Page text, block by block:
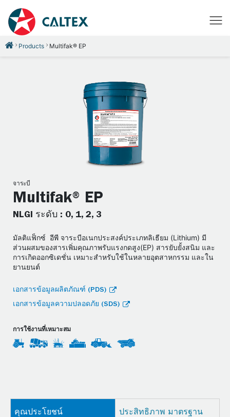
Products Multifak® EP
จาระบี
Multifak® EP
NLGI ระดับ : 0, 1, 2, 3
มัลติแฟ็กซ์ อีพี จาระบีอเนกประสงค์ประเภทลิเธียม (Lithium) มี
ส่วนผสมของสารเพิ่มคุณภาพรับแรงกดสูง(EP) สารยับยั้งสนิม และ
การเกิดออกซิเดชั่น เหมาะสำหรับใช้ในหลายอุตสาหกรรม และใน
ยานยนต์
เอกสารข้อมูลผลิตภัณฑ์ (PDS)
เอกสารข้อมูลความปลอดภัย (SDS)
การใช้งานที่เหมาะสม
คุณประโยชน์ ประสิทธิภาพ มาตรฐาน